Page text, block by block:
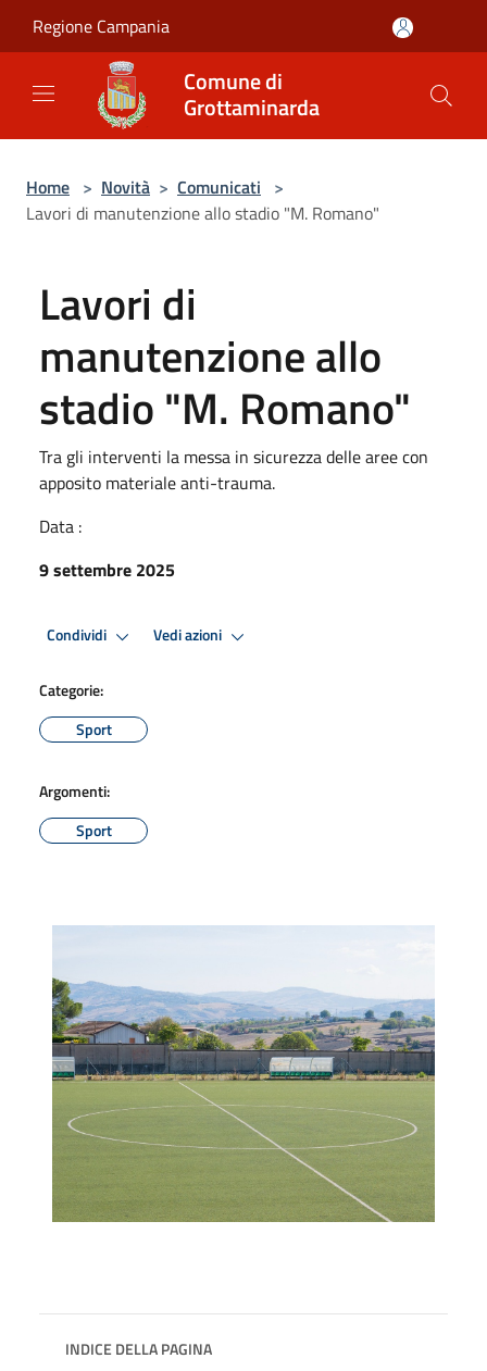
Regione Campania
Comune di
Grottaminarda
Home > Novità > Comunicati >
Lavori di manutenzione allo stadio "M. Romano"
Lavori di
manutenzione allo
stadio "M. Romano"
Tra gli interventi la messa in sicurezza delle aree con
apposito materiale anti-trauma.
Data :
9 settembre 2025
Condividi Vedi azioni
Categorie:
Sport
Argomenti:
Sport
INDICE DELLA PAGINA